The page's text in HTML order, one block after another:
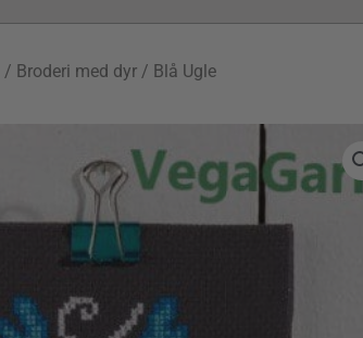
/ Broderi med dyr / Blå Ugle